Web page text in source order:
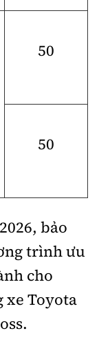
50
50
bảo
trình ưu
cho
xe Toyota